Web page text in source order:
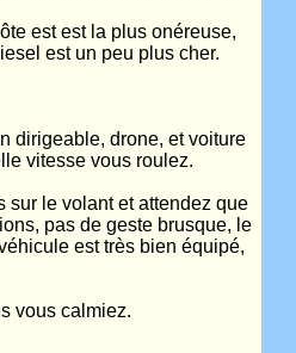
est est la plus onéreuse,
est un peu plus cher.
dirigeable, drone, et voiture
vitesse vous roulez.
sur le volant et attendez que
pas de geste brusque, le
est très bien équipé,
vous calmiez.